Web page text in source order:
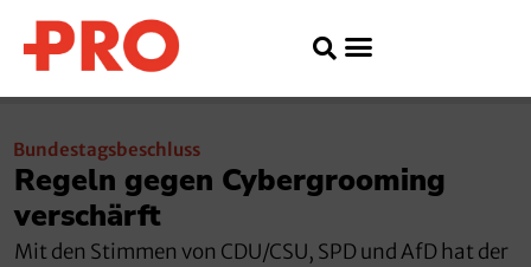
Bundestagsbeschluss
Regeln gegen Cybergrooming
verschärft
Mit den Stimmen von CDU/CSU, SPD und AfD hat der